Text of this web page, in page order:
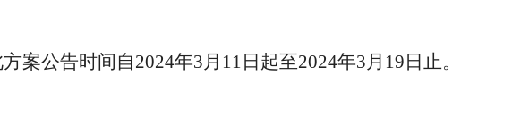
案公告时间自2024年3月 11 日起至2024年3月 19 日止。